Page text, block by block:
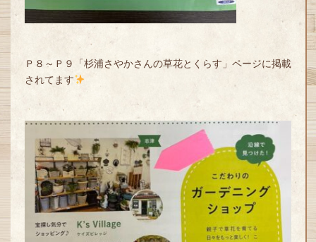
Ｐ８～Ｐ９「杉浦さやかさんの草花とくらす」ページに掲載
されてます